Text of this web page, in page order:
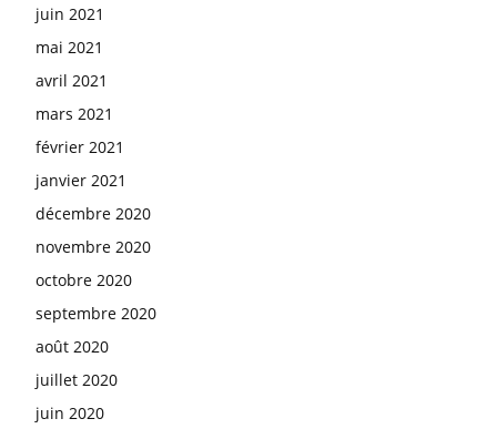
juin 2021
mai 2021
avril 2021
mars 2021
février 2021
janvier 2021
décembre 2020
novembre 2020
octobre 2020
septembre 2020
août 2020
juillet 2020
juin 2020